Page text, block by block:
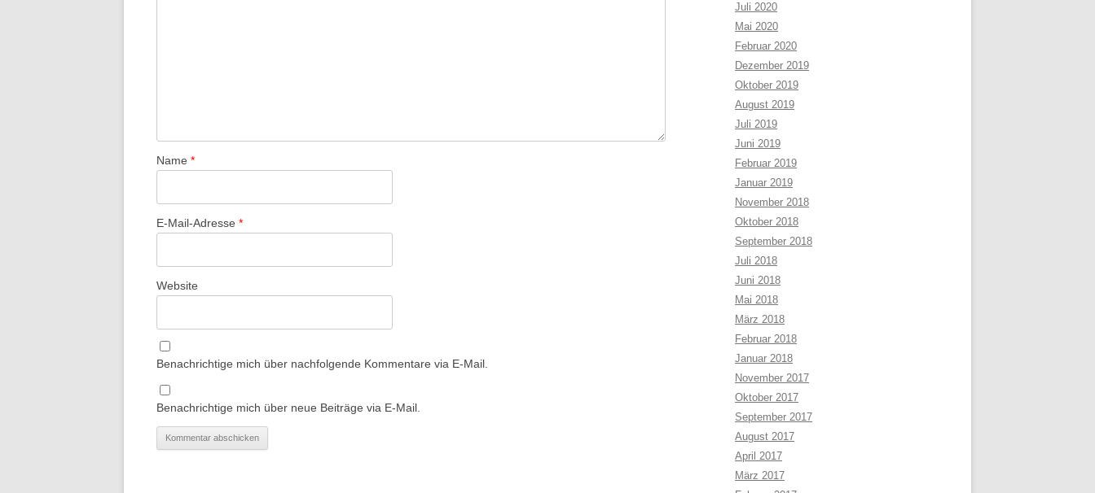
Name *
E-Mail-Adresse *
Website
Benachrichtige mich über nachfolgende Kommentare via E-Mail.
Benachrichtige mich über neue Beiträge via E-Mail.
Juli 2020
Mai 2020
Februar 2020
Dezember 2019
Oktober 2019
August 2019
Juli 2019
Juni 2019
Februar 2019
Januar 2019
November 2018
Oktober 2018
September 2018
Juli 2018
Juni 2018
Mai 2018
März 2018
Februar 2018
Januar 2018
November 2017
Oktober 2017
September 2017
August 2017
April 2017
März 2017